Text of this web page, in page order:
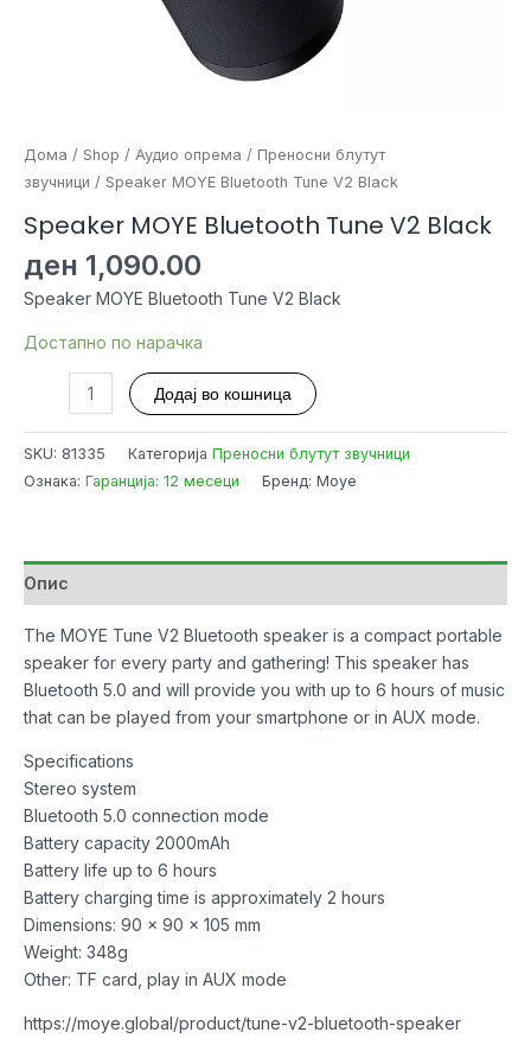
Дома / Shop / Аудио опрема / Преносни блутут
звучници / Speaker MOYE Bluetooth Tune V2 Black
Speaker MOYE Bluetooth Tune V2 Black
ден 1,090.00
Speaker MOYE Bluetooth Tune V2 Black
Достапно по нарачка
Speaker
MOYE
Bluetooth
Додај во кошница
SKU: 81335 Категорија Преносни блутут звучници
Ознака: Гаранција: 12 месеци Бренд: Moye
Опис
The MOYE Tune V2 Bluetooth speaker is a compact portable
speaker for every party and gathering! This speaker has
Bluetooth 5.0 and will provide you with up to 6 hours of music
that can be played from your smartphone or in AUX mode.
Specifications
Stereo system
Bluetooth 5.0 connection mode
Battery capacity 2000mAh
Battery life up to 6 hours
Battery charging time is approximately 2 hours
Dimensions: 90 x 90 x 105 mm
Weight: 348g
Other: TF card, play in AUX mode
https://moye.global/product/tune-v2-bluetooth-speaker